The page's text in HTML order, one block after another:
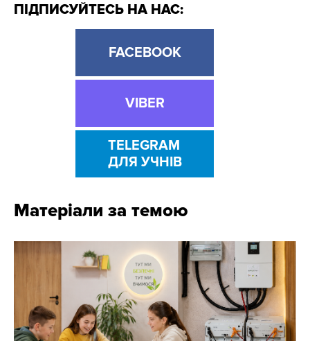
ПІДПИСУЙТЕСЬ НА НАС:
FACEBOOK
VIBER
TELEGRAM
ДЛЯ УЧНІВ
Матеріали за темою